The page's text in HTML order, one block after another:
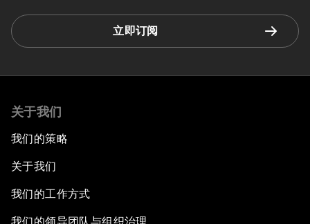
立即订阅
关于我们
我们的策略
关于我们
我们的工作方式